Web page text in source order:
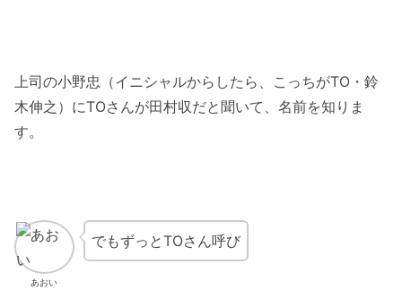
上司の小野忠（イニシャルからしたら、こっちがTO・鈴
木伸之）にTOさんが田村収だと聞いて、名前を知りま
す。
あおい
でもずっとTOさん呼び